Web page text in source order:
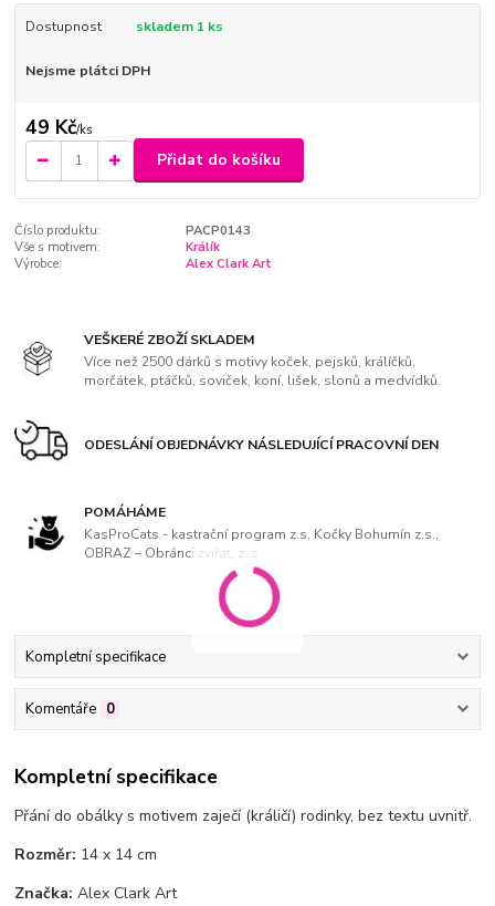
Dostupnost skladem 1 ks
Nejsme plátci DPH
49 Kč/ks
Přidat do košíku
Číslo produktu:
PACP0143
Vše s motivem:
Králík
Výrobce:
Alex Clark Art
VEŠKERÉ ZBOŽÍ SKLADEM
Více než 2500 dárků s motivy koček, pejsků, králíčků,
morčátek, ptáčků, soviček, koní, lišek, slonů a medvídků.
ODESLÁNÍ OBJEDNÁVKY NÁSLEDUJÍCÍ PRACOVNÍ DEN
POMÁHÁME
KasProCats - kastrační program z.s, Kočky Bohumín z.s.,
OBRAZ – Obránci zvířat, z. s
Kompletní specifikace
Komentáře 0
Kompletní specifikace
Přání do obálky s motivem zaječí (králičí) rodinky, bez textu uvnitř.
Rozměr: 14 x 14 cm
Značka: Alex Clark Art